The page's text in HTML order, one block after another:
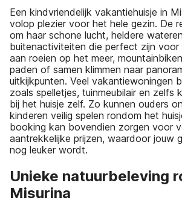
Een kindvriendelijk vakantiehuisje in
volop plezier voor het hele gezin. De
om haar schone lucht, heldere
buitenactiviteiten die perfect zijn voor
aan roeien op het meer,
paden of samen klimmen naar
uitkijkpunten. Veel vakantiewoningen
zoals spelletjes, tuinmeubilair en zelfs
bij het huisje zelf. Zo kunnen ouders
kinderen veilig spelen rondom het
booking kan bovendien zorgen voor
aantrekkelijke prijzen, waardoor jouw
nog leuker wordt.
Unieke natuurbeleving
Misurina